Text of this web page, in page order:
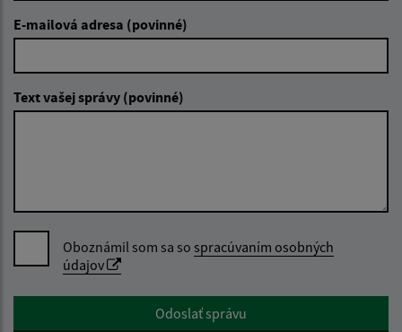
E-mailová adresa (povinné)
Text vašej správy (povinné)
Oboznámil som sa so spracúvaním osobných
údajov
Google reCaptcha ResponseOdoslať správu